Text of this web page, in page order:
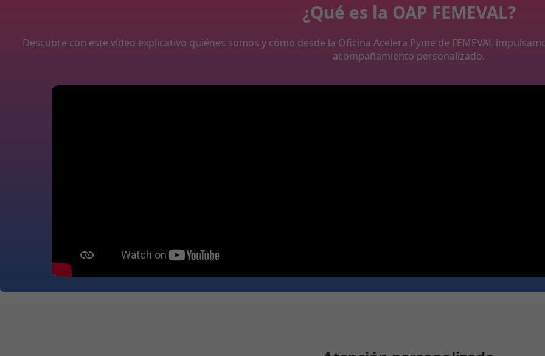
¿Qué es la OAP FEMEVAL?
Descubre con este vídeo explicativo quiénes somos y cómo desde la Oficina Acelera Pyme de FEMEVAL
acompañamiento personalizado.